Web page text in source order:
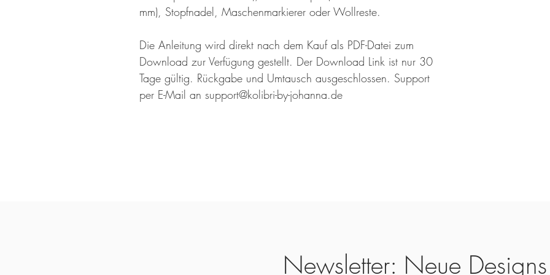
mm), Stopfnadel, Maschenmarkierer oder Wollreste.
Die Anleitung wird direkt nach dem Kauf als PDF-Datei zum
Download zur Verfügung gestellt. Der Download Link ist nur 30
Tage gültig. Rückgabe und Umtausch ausgeschlossen. Support
per E-Mail an support@kolibri-by-johanna.de
Newsletter: Neue